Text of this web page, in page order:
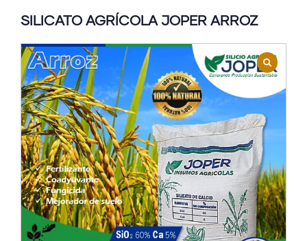
SILICATO AGRÍCOLA JOPER ARROZ